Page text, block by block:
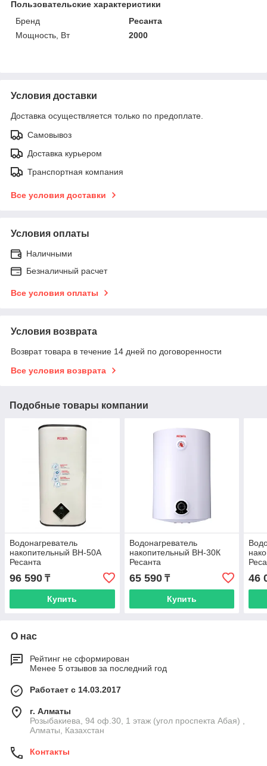
Пользовательские характеристики
Бренд
Ресанта
Мощность, Вт
2000
Условия доставки
Доставка осуществляется только по предоплате.
Самовывоз
Доставка курьером
Транспортная компания
Все условия доставки
Условия оплаты
Наличными
Безналичный расчет
Все условия оплаты
Условия возврата
Возврат товара в течение 14 дней по договоренности
Все условия возврата
Подобные товары компании
Водонагреватель
накопительный ВН-50А
Ресанта
96 590 ₸
Купить
Водонагреватель
накопительный ВН-30К
Ресанта
65 590₸
Купить
46
О нас
Рейтинг не сформирован
Менее 5 отзывов за последний год
Работает с 14.03.2017
г. Алматы
Розыбакиева, 94 оф.30, 1 этаж (угол проспекта Абая) ,
Алматы, Казахстан
Контакты